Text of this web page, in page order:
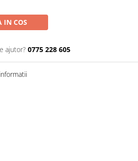
IN COS
ajutor? 0775 228 605